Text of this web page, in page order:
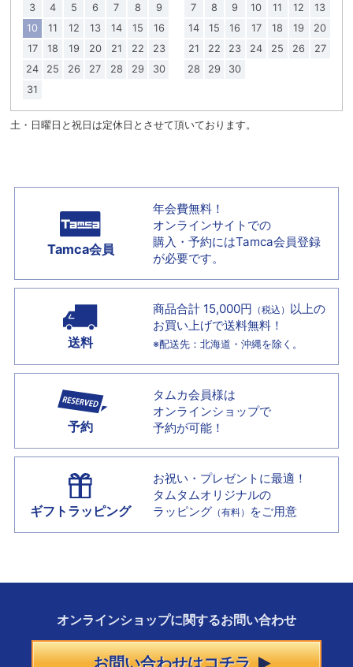
3
4 5 6 7 8
9
10
11 12 13 14 15
16
17
18 19 20 21 22
23
24
25 26 27 28 29
30
31
7
8 9 10 11 12
13
14
15 16 17 18 19
20
21
22 23 24 25 26
27
28
29 30
土・日曜日と祝日は定休日とさせて頂いております。
Tamca会員
年会費無料！
オンラインサイトでの
購入・予約にはTamca会員登録
が必要です。
送料
商品合計 15,000円 （税込） 以上の
お買い上げで送料無料！
※配送先：北海道・沖縄を除く。
予約
タムカ会員様は
オンラインショップで
予約が可能！
ギフトラッピング
お祝い・プレゼントに最適！
タムタムオリジナルの
ラッピング （有料） をご用意
オンラインショップに関するお問い合わせ
お問い合わせはコチラ